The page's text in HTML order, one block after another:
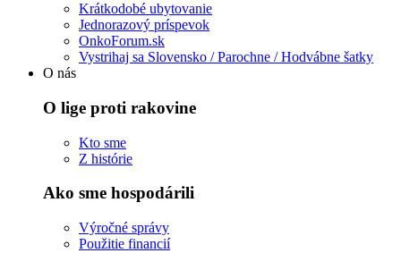
Krátkodobé ubytovanie
Jednorazový príspevok
OnkoForum.sk
Vystrihaj sa Slovensko / Parochne / Hodvábne šatky
O nás
O lige proti rakovine
Kto sme
Z histórie
Ako sme hospodárili
Výročné správy
Použitie financií